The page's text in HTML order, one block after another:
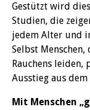
Gestützt wird
Studien, die
jedem Alter und
Selbst
Rauchens
Ausstieg aus dem
Mit Menschen